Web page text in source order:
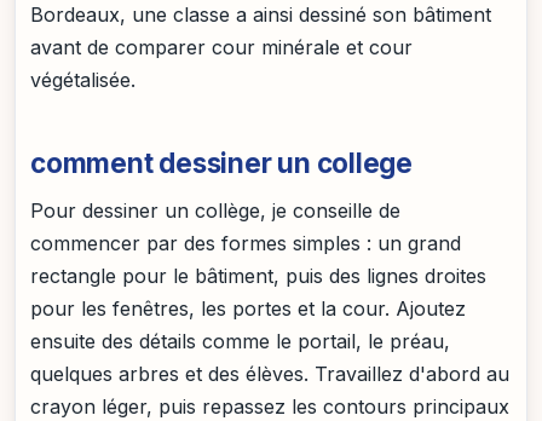
Bordeaux, une classe a ainsi dessiné son bâtiment
avant de comparer cour minérale et cour
végétalisée.
comment dessiner un college
Pour dessiner un collège, je conseille de
commencer par des formes simples : un grand
rectangle pour le bâtiment, puis des lignes droites
pour les fenêtres, les portes et la cour. Ajoutez
ensuite des détails comme le portail, le préau,
quelques arbres et des élèves. Travaillez d'abord au
crayon léger, puis repassez les contours principaux